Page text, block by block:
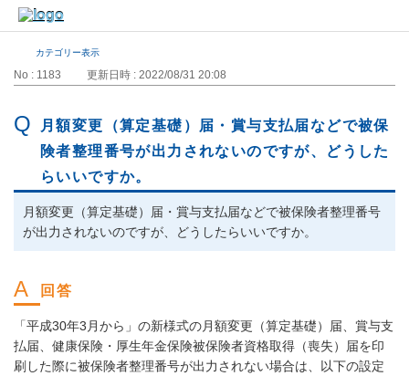
カテゴリー表示
No : 1183 更新日時 : 2022/08/31 20:08
月額変更（算定基礎）届・賞与支払届などで被保
険者整理番号が出力されないのですが、どうした
らいいですか。
月額変更（算定基礎）届・賞与支払届などで被保険者整理番号
が出力されないのですが、どうしたらいいですか。
「平成30年3月から」の新様式の月額変更（算定基礎）届、賞与支
払届、健康保険・厚生年金保険被保険者資格取得（喪失）届を印
刷した際に被保険者整理番号が出力されない場合は、以下の設定